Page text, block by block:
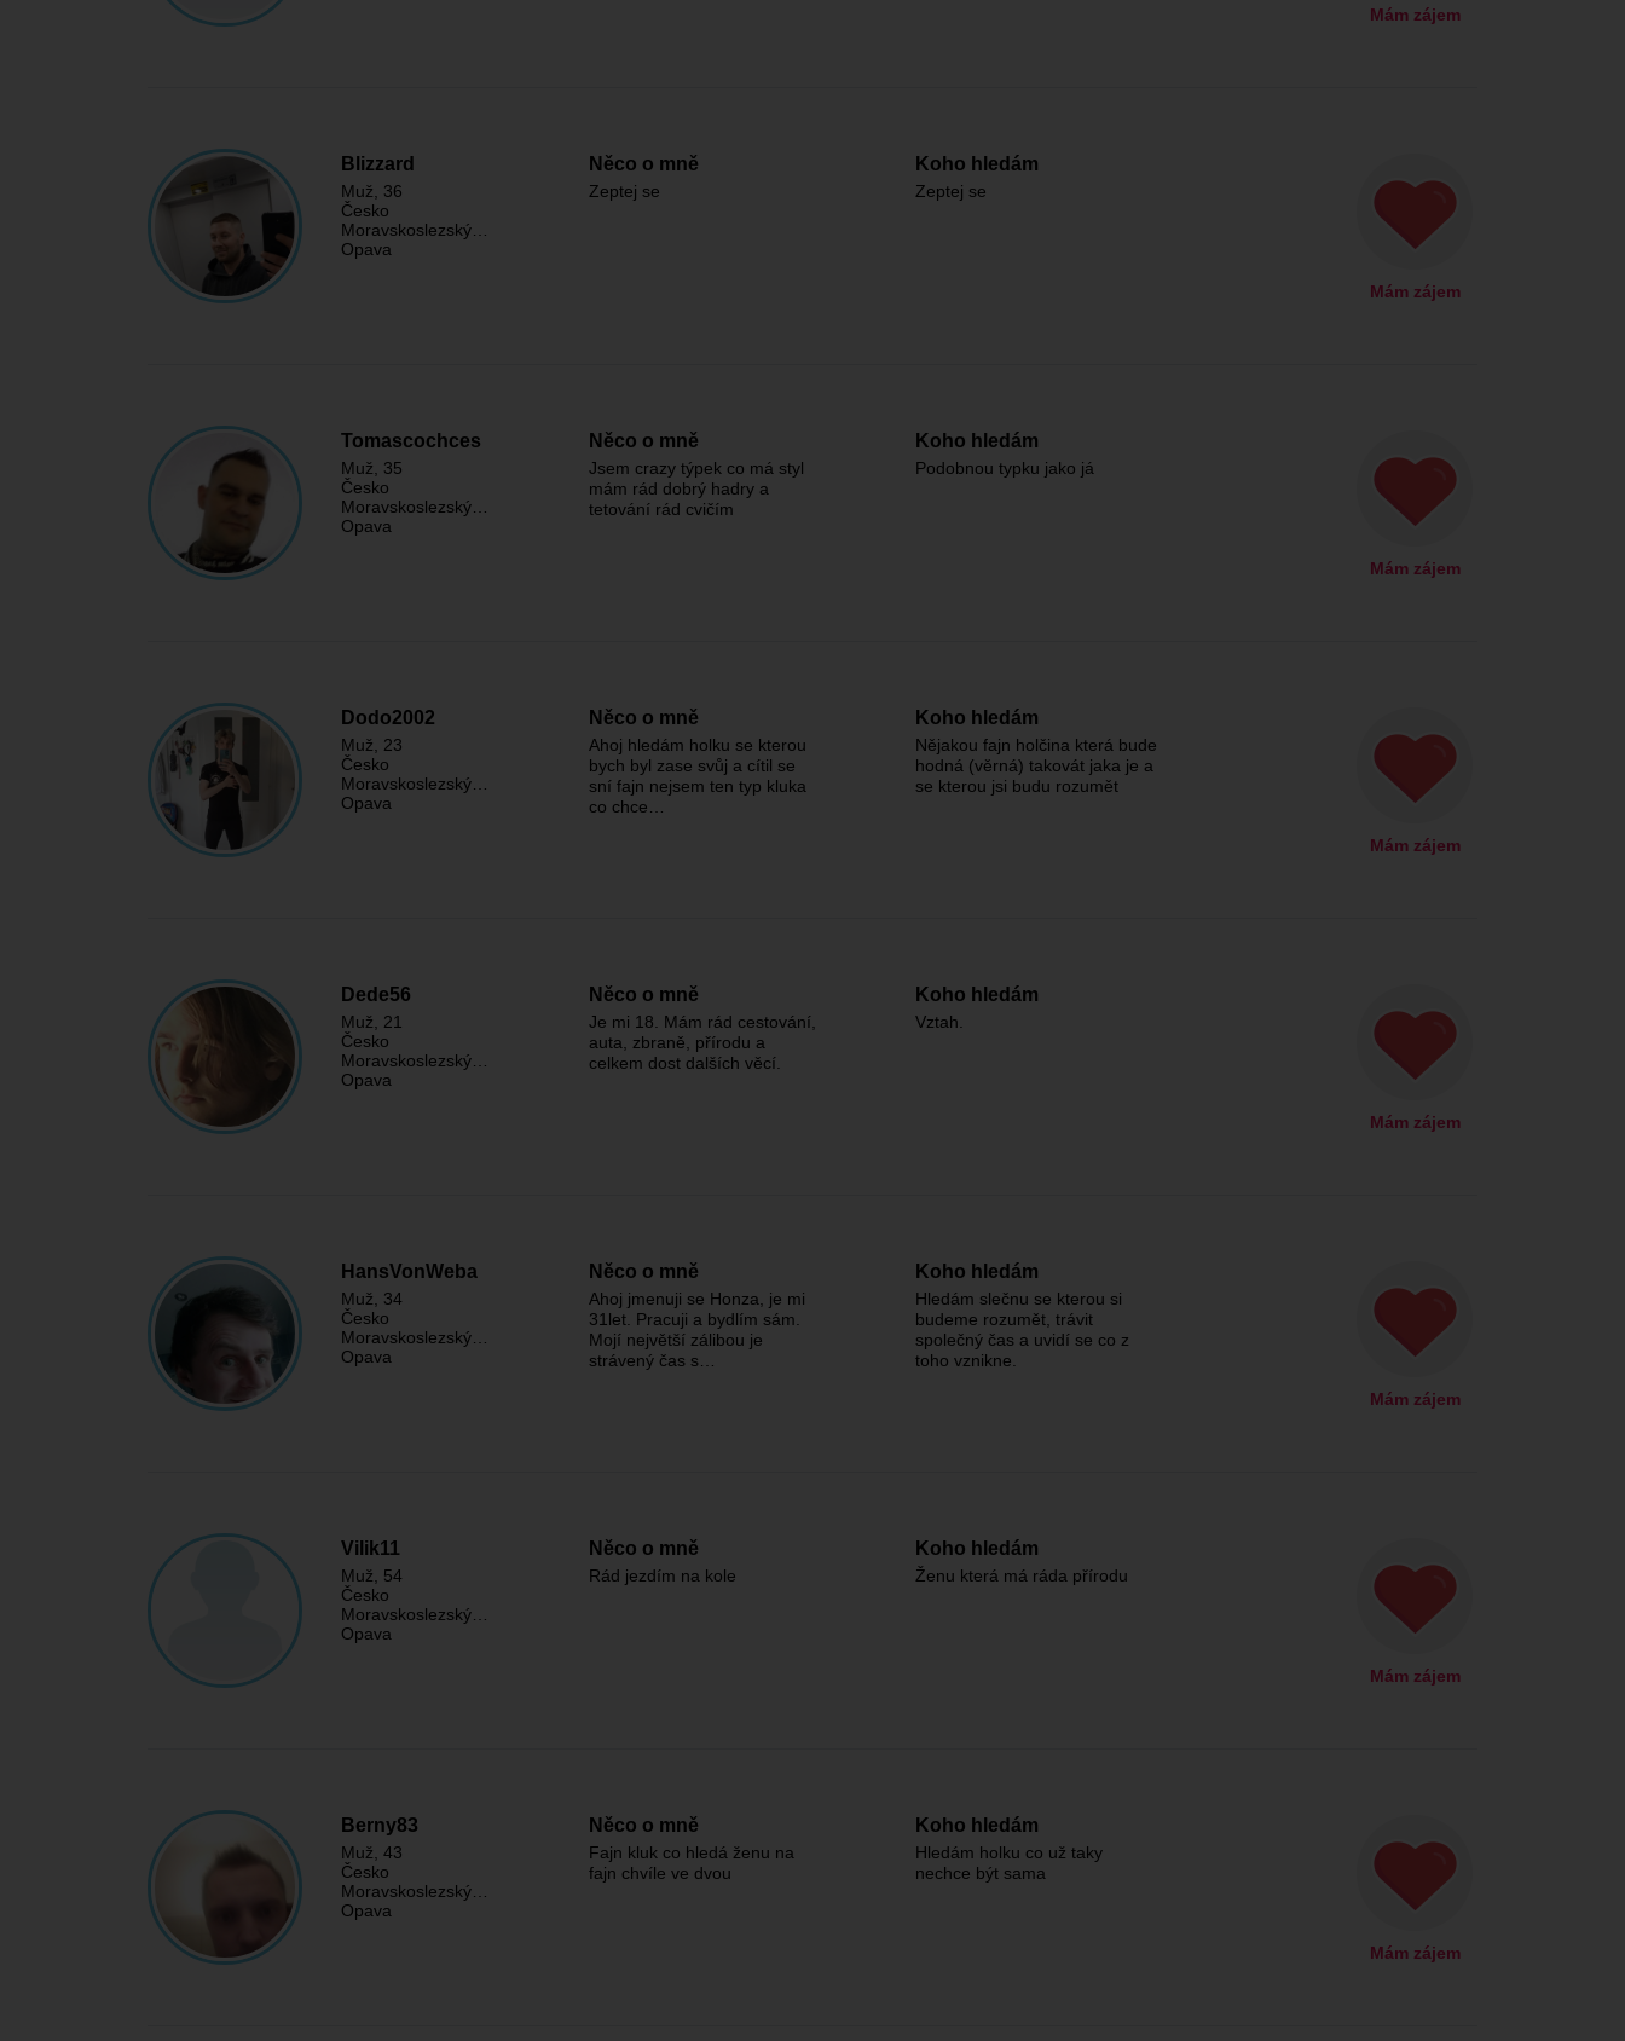
Mám zájem
Blizzard
Muž , 36
Česko
Moravskoslezský…
Opava
Něco o mně
Zeptej se
Koho hledám
Zeptej se
Mám zájem
Tomascochces
Muž , 35
Česko
Moravskoslezský…
Opava
Něco o mně
Jsem crazy týpek co má styl
mám rád dobrý hadry a
tetování rád cvičím
Koho hledám
Podobnou typku jako já
Mám zájem
Dodo2002
Muž , 23
Česko
Moravskoslezský…
Opava
Něco o mně
Ahoj hledám holku se kterou
bych byl zase svůj a cítil se
sní fajn nejsem ten typ kluka
co chce…
Koho hledám
Nějakou fajn holčina která bude
hodná (věrná) takovát jaka je a
se kterou jsi budu rozumět
Mám zájem
Dede56
Muž , 21
Česko
Moravskoslezský…
Opava
Něco o mně
Je mi 18. Mám rád cestování,
auta, zbraně, přírodu a
celkem dost dalších věcí.
Koho hledám
Vztah.
Mám zájem
HansVonWeba
Muž , 34
Česko
Moravskoslezský…
Opava
Něco o mně
Ahoj jmenuji se Honza, je mi
31let. Pracuji a bydlím sám.
Mojí největší zálibou je
strávený čas s…
Koho hledám
Hledám slečnu se kterou si
budeme rozumět, trávit
společný čas a uvidí se co z
toho vznikne.
Mám zájem
Vilik11
Muž , 54
Česko
Moravskoslezský…
Opava
Něco o mně
Rád jezdím na kole
Koho hledám
Ženu která má ráda přírodu
Mám zájem
Berny83
Muž , 43
Česko
Moravskoslezský…
Opava
Něco o mně
Fajn kluk co hledá ženu na
fajn chvíle ve dvou
Koho hledám
Hledám holku co už taky
nechce být sama
Mám zájem